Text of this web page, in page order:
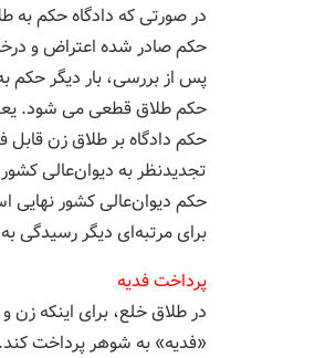
حکم صادر شده اعتراض و
حکم طلاق قطعی می شود.
حکم دادگاه بر طلاق زن
تجدیدنظر به دیوان‌عالی
حکم دیوان‌عالی کشور نهایی
برای مرتبه‌ای دیگر رسیدگی
پرداخت فدیه
در طلاق خلع، برای اینکه زن
«فدیه» به شوهر پرداخت